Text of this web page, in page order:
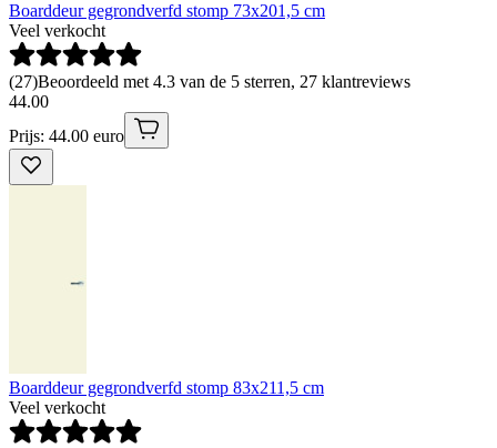
Boarddeur gegrondverfd stomp 73x201,5 cm
Veel verkocht
(27)Beoordeeld met 4.3 van de 5 sterren, 27 klantreviews
44.00
Prijs: 44.00 euro
Boarddeur gegrondverfd stomp 83x211,5 cm
Veel verkocht